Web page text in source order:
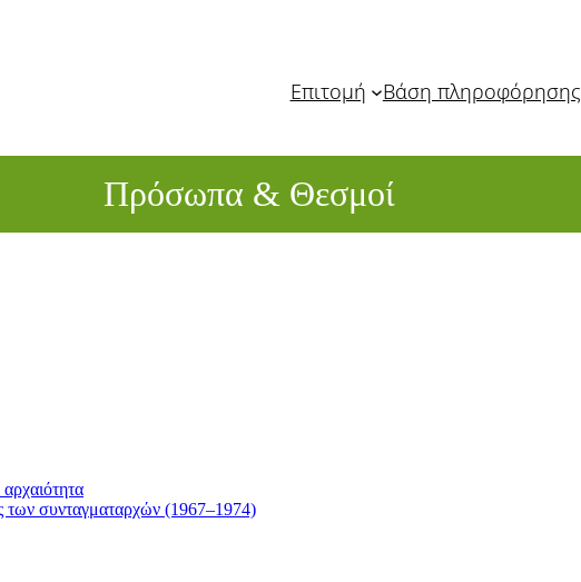
Επιτομή Βάση πληροφόρησης
Πρόσωπα & Θεσμοί
των συνταγματαρχών (1967–1974)